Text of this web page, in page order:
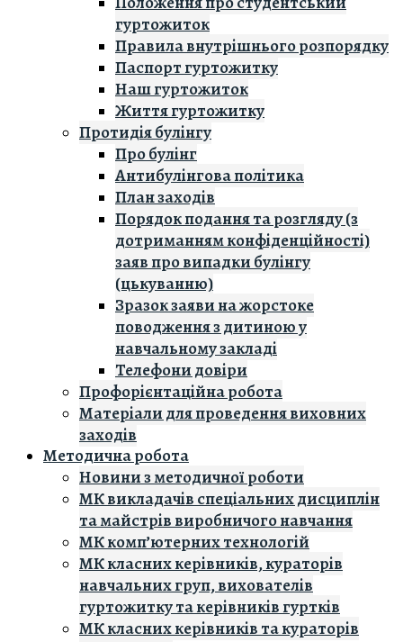
гуртожиток
Правила внутрішнього розпорядку
Паспорт гуртожитку
Наш гуртожиток
Життя гуртожитку
Протидія булінгу
Про булінг
Антибулінгова політика
План заходів
Порядок подання та розгляду (з
дотриманням конфіденційності)
заяв про випадки булінгу
(цькуванню)
Зразок заяви на жорстоке
поводження з дитиною у
навчальному закладі
Телефони довіри
Профорієнтаційна робота
Матеріали для проведення виховних
заходів
Методична робота
Новини з методичної роботи
МК викладачів спеціальних дисциплін
та майстрів виробничого навчання
МК комп’ютерних технологій
МК класних керівників, кураторів
навчальних груп, вихователів
гуртожитку та керівників гуртків
МК класних керівників та кураторів